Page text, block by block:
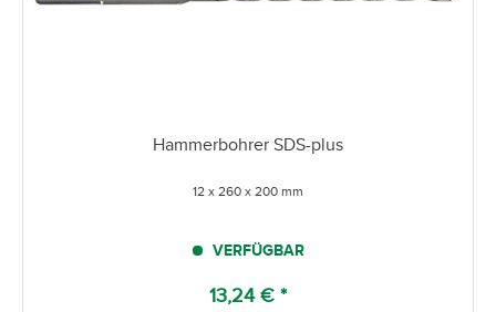
Hammerbohrer SDS-plus
12 x 260 x 200 mm
VERFÜGBAR
13,24 € *